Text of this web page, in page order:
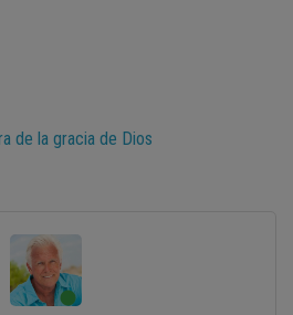
de la gracia de Dios